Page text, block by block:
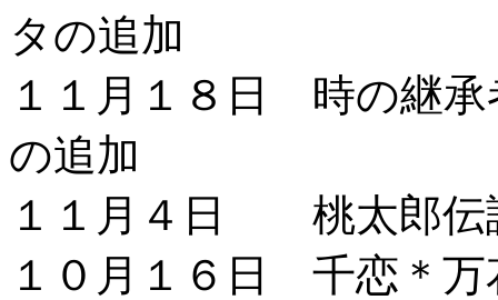
タの追加
１１月１８日 時の継
の追加
１１月４日 桃太郎伝
１０月１６日 千恋＊